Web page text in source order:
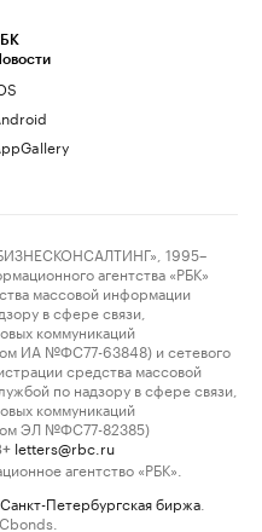
1995–
агентства «РБК»
массовой информации
в сфере связи,
коммуникаций
ИА №ФС77-63848) и сетевого
средства массовой
по надзору в сфере связи,
коммуникаций
ЭЛ №ФС77-82385)
letters@rbc.ru
агентство «РБК».
Санкт-Петербургская биржа